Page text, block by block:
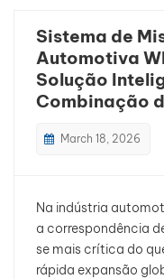
Sistema de
Automotiva
Solução
Combinação
March 18, 2026
Na indústria
a correspondência
se mais crítica do
rápida expansão